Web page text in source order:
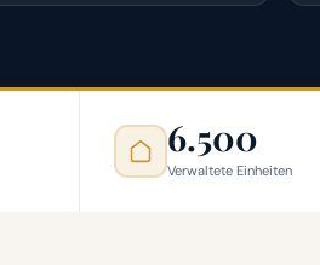
6.500
Verwaltete Einheiten